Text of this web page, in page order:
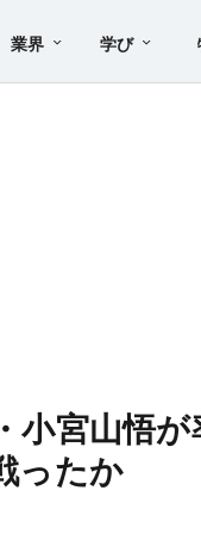
業界 学び
小宮山悟
ったか